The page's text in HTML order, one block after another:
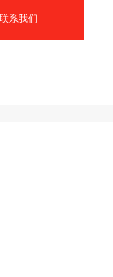
联系我们